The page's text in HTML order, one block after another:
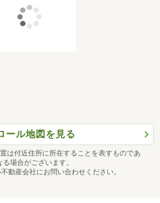
ール地図を見る
は付近住所に所在することを表すものであ
場合がございます。
動産会社にお問い合わせください。